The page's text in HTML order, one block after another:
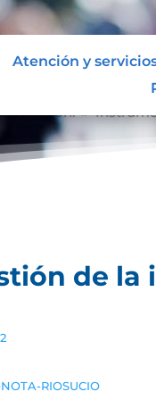
Atención y
de la
RIOSUCIO